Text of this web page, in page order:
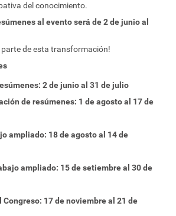
del conocimiento.
al evento será de 2 de junio al
parte de esta transformación!
2 de junio al 31 de julio
de resúmenes: 1 de agosto al 17 de
ampliado: 18 de agosto al 14 de
ampliado: 15 de setiembre al 30 de
Congreso: 17 de noviembre al 21 de